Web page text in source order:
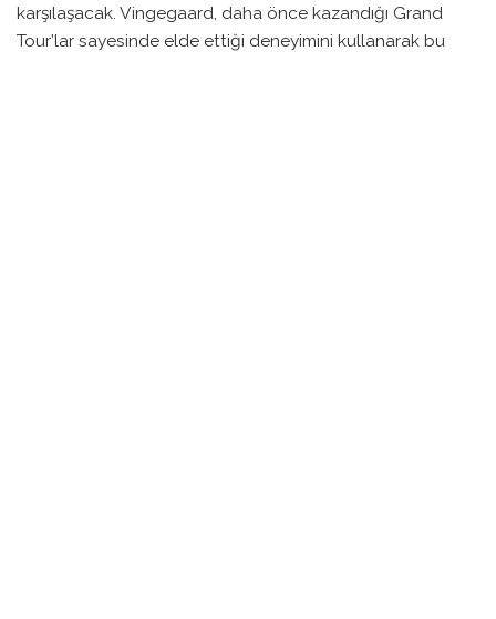
karşılaşacak. Vingegaard, daha önce kazandığı Grand
Tour’lar sayesinde elde ettiği deneyimini kullanarak bu